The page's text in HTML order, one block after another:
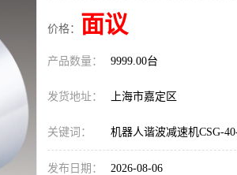
价格： 面议
产品数量： 9999.00台
发货地址： 上海市嘉定区
关键词： 机器人谐波减速机CSG-
发布日期： 2026-08-06